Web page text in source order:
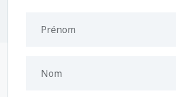
Prénom
Nom